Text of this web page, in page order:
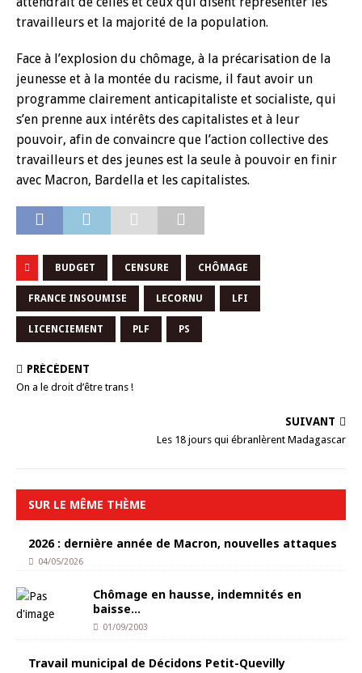
travailleurs et la majorité de la population.
Face à l’explosion du chômage, à la précarisation de la
jeunesse et à la montée du racisme, il faut avoir un
programme clairement anticapitaliste et socialiste, qui
s’en prenne aux intérêts des capitalistes et à leur
pouvoir, afin de convaincre que l’action collective des
travailleurs et des jeunes est la seule à pouvoir en finir
avec Macron, Bardella et les capitalistes.
BUDGET CENSURE CHÔMAGE
FRANCE INSOUMISE LECORNU LFI
LICENCIEMENT PLF PS
PRÉCÉDENT
On a le droit d’être trans !
SUIVANT
Les 18 jours qui ébranlèrent Madagascar
SUR LE MÊME THÈME
2026 : dernière année de Macron, nouvelles attaques
04/05/2026
Chômage en hausse, indemnités en
baisse…
01/09/2003
Travail municipal de Décidons Petit-Quevilly